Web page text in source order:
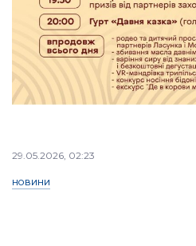
29.05.2026, 02:23
НОВИНИ